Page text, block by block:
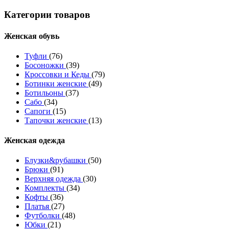
Категории товаров
Женcкая обувь
Туфли (76)
Босоножки (39)
Кроссовки и Кеды (79)
Ботинки женские (49)
Ботильоны (37)
Сабо (34)
Сапоги (15)
Тапочки женские (13)
Женская одежда
Блузки&рубашки (50)
Брюки (91)
Верхняя одежда (30)
Комплекты (34)
Кофты (36)
Платья (27)
Футболки (48)
Юбки (21)